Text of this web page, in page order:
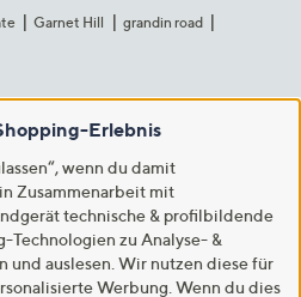
Garnet Hill
grandin road
Erlebnis
wenn du damit
Zusammenarbeit mit
technische & profilbildende
Technologien zu Analyse- &
und auslesen. Wir nutzen diese für
Werbung. Wenn du dies